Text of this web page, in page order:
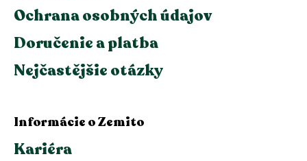
Ochrana osobných údajov
Doručenie a platba
Nejčastějšie otázky
Informácie o Zemito
Kariéra